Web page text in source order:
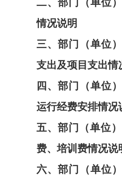
二、部门（单位
情况说明
三、部门（单位
支出及项目支出情
四、部门（单位
运行经费安排情况
五、部门（单位）
费、培训费情况说
六、部门（单位